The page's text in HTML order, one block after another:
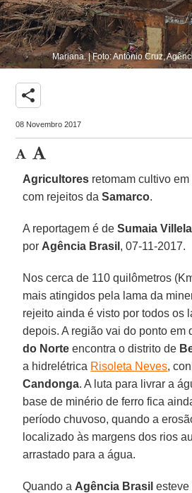
Mariana. | Foto: Antônio Cruz,
share
08 Novembro 2017
Agricultores retomam cultivo em
com rejeitos daSamarco.
A reportagem é deSumaia Villela
por Agência Brasil , 07-11-2017.
Nos cerca de 110 quilômetros
mais atingidos pela lama da
rejeito ainda é visto por todos os
depois. A região vai do ponto em
do Norte encontra o distrito de
a hidrelétrica Risoleta Neves,
Candonga. A luta para livrar a
base de minério de ferro fica
período chuvoso, quando a
localizado às margens dos rios
arrastado para a água.
Quando a Agência Brasil esteve